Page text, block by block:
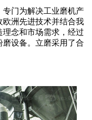
专门为解决工业磨机产
洲先进技术并结合我
念和市场需求，经过
设备。立磨采用了合